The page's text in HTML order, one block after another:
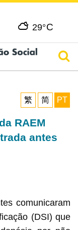
29°C
繁
简 PT
RAEM
antes
comunicaram
(DSI) que